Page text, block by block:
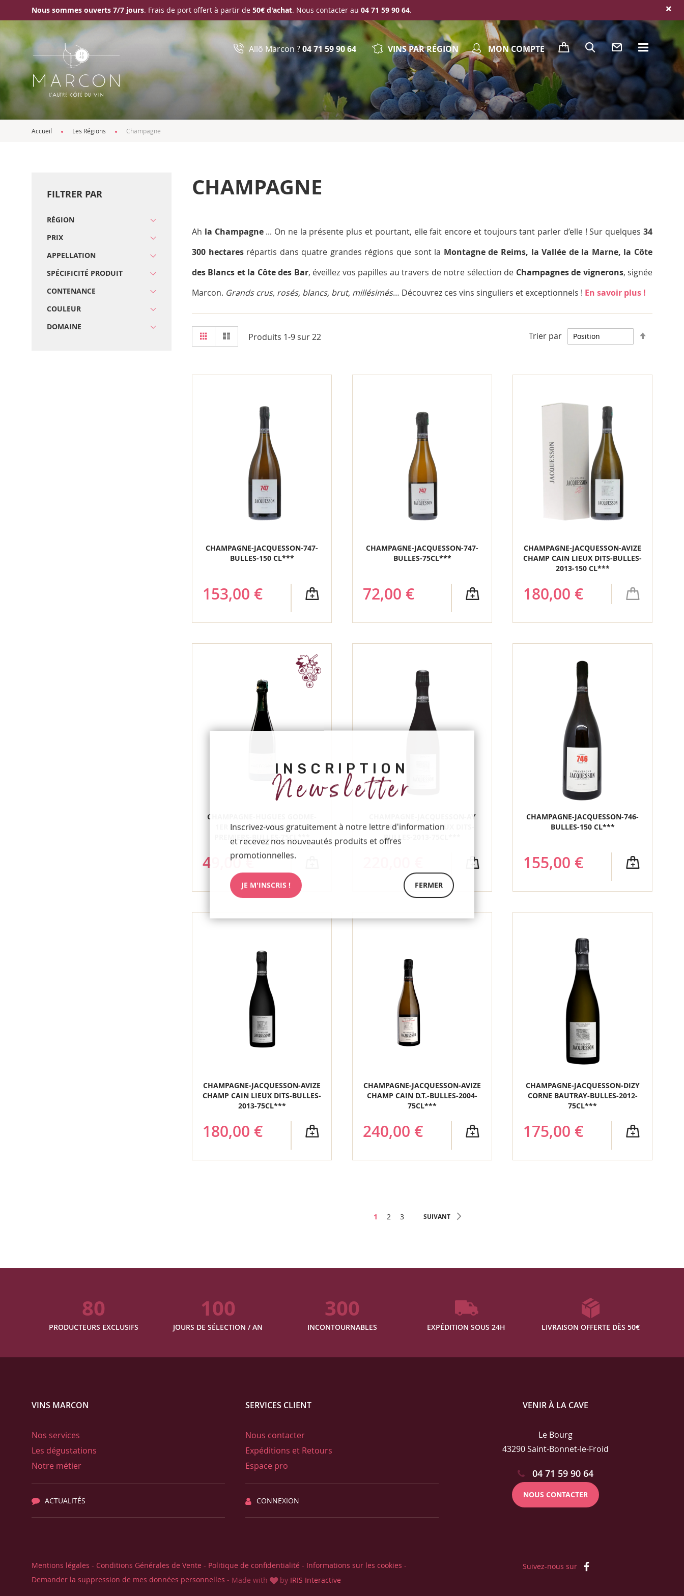
Nous sommes ouverts 7/7 jours. Frais de port offert à partir de 50€ d'achat. Nous contacter au 04 71 59 90 64.
MON COMPTE
Allô Marcon ?04 71 59 90 64 VINS PAR RÉGION
Accueil Les Régions Champagne
CHAMPAGNE
Ah la Champagne ... On ne la présente plus et pourtant, elle fait encore et toujours tant parler d’elle ! Sur quelques34
300 hectaresrépartis dans quatre grandes régions que sont la Montagne de Reims, la Vallée de la Marne, la Côte
des Blancs et la Côte des Bar, éveillez vos papilles au travers de notre sélection de Champagnes de vignerons, signée
Marcon. Grands crus, rosés, blancs, brut, millésimés… Découvrez ces vins singuliers et exceptionnels ! En savoir plus !
Afficher
en
Grille ListeProduits 1-9 sur22 Trier par
CHAMPAGNE-JACQUESSON-747-
BULLES-150 CL***
153,00 €
CHAMPAGNE-JACQUESSON-747-
BULLES-75CL***
72,00 €
CHAMPAGNE-JACQUESSON-AVIZE
CHAMP CAIN LIEUX DITS-BULLES-
2013-150 CL***
180,00 €
CHAMPAGNE-HUGUES GODME-
1ER CRU RESERVE JARDINS
PREMIERS-BULLES-75CL***
49,00 €
CHAMPAGNE-JACQUESSON-AY
VAUZELLE TERME LIEUX DITS-
BULLES-2013-75CL***
CHAMPAGNE-JACQUESSON-746-
BULLES-150 CL***
155,00 €
CHAMPAGNE-JACQUESSON-AVIZE
CHAMP CAIN LIEUX DITS-BULLES-
2013-75CL***
180,00 €
CHAMPAGNE-JACQUESSON-AVIZE
CHAMP CAIN D.T.-BULLES-2004-
75CL***
240,00 €
CHAMPAGNE-JACQUESSON-DIZY
CORNE BAUTRAY-BULLES-2012-
75CL***
175,00 €
Page
Vous lisez actuellement la page
1 Page
2 Page
3 SUIVANT
FILTRER PAR
RÉGION
PRIX
APPELLATION
SPÉCIFICITÉ PRODUIT
CONTENANCE
COULEUR
DOMAINE
80
PRODUCTEURS EXCLUSIFS
100
JOURS DE SÉLECTION / AN
300
INCONTOURNABLES EXPÉDITION SOUS 24H LIVRAISON OFFERTE DÈS 50€
VINS MARCON
Nos services
Les dégustations
Notre métier
ACTUALITÉS
SERVICES CLIENT
Nous contacter
Expéditions et Retours
Espace pro
CONNEXION
VENIR À LA CAVE
Le Bourg
43290 Saint-Bonnet-le-Froid
04 71 59 90 64
NOUS CONTACTER
Mentions légales - Conditions Générales de Vente - Politique de confidentialité - Informations sur les cookies -
Demander la suppression de mes données personnelles - Made with by IRIS Interactive
Suivez-nous sur
INSCRIPTION
Newsletter
Inscrivez-vous gratuitement à notre lettre d'information
et recevez nos nouveautés produits et offres
promotionnelles.
JE M'INSCRIS ! FERMER